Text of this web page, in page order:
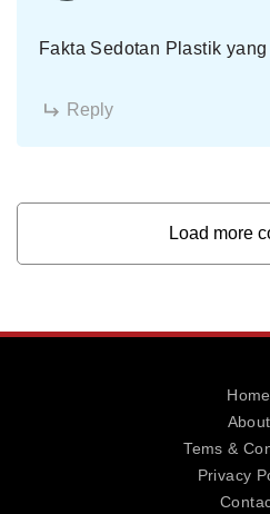
Fakta Sedotan Plastik
Reply
Load more
Home
About
Tems &
Privacy